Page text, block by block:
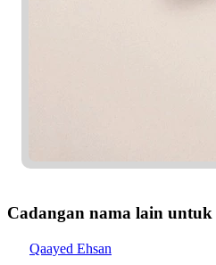
Cadangan nama lain
Qaayed Ehsan